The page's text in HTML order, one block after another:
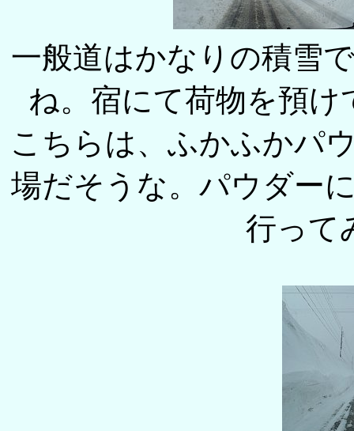
一般道はかなりの積雪
ね。宿にて荷物を預
こちらは、ふかふかパ
場だそうな。パウダー
行って